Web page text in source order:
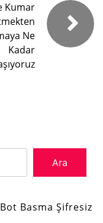
Kumar
Ne
Kadar
Ara
Basma Şifresiz